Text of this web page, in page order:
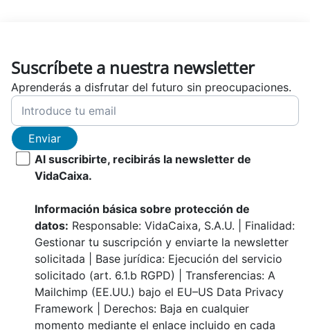
Suscríbete a nuestra newsletter
Aprenderás a disfrutar del futuro sin preocupaciones.
Enviar
Al suscribirte, recibirás la newsletter de
VidaCaixa.
Información básica sobre protección de
datos: Responsable: VidaCaixa, S.A.U. | Finalidad:
Gestionar tu suscripción y enviarte la newsletter
solicitada | Base jurídica: Ejecución del servicio
solicitado (art. 6.1.b RGPD) | Transferencias: A
Mailchimp (EE.UU.) bajo el EU–US Data Privacy
Framework | Derechos: Baja en cualquier
momento mediante el enlace incluido en cada